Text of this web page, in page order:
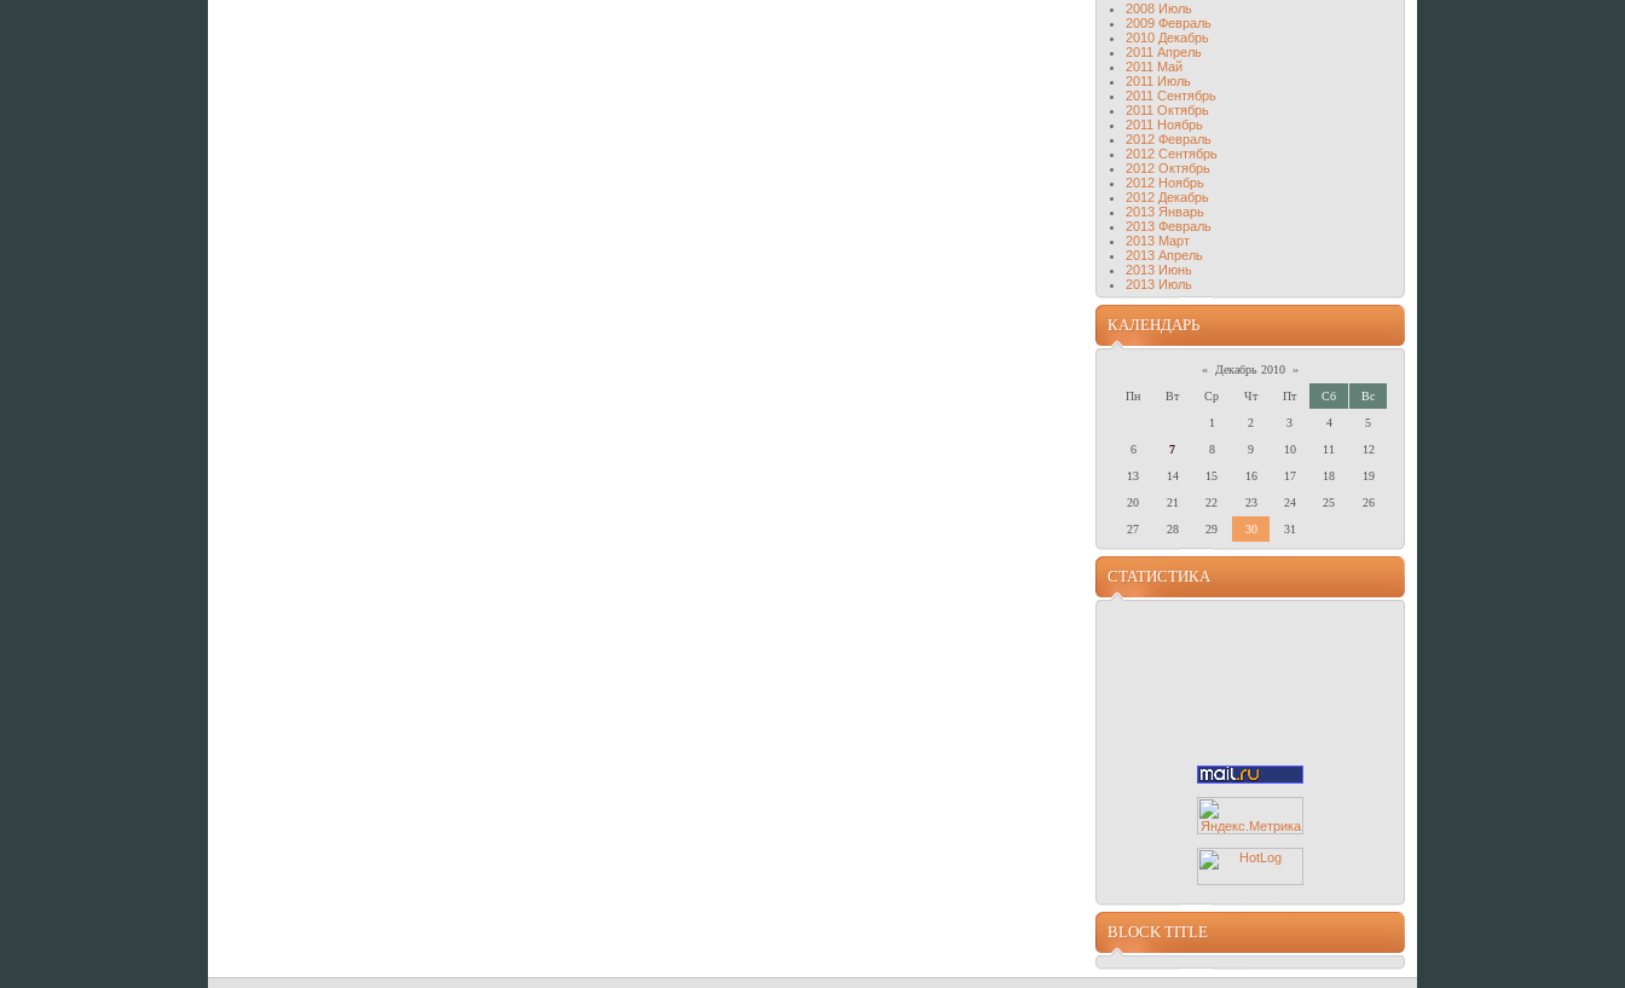
2008 Июль
2009 Февраль
2010 Декабрь
2011 Апрель
2011 Май
2011 Июль
2011 Сентябрь
2011 Октябрь
2011 Ноябрь
2012 Февраль
2012 Сентябрь
2012 Октябрь
2012 Ноябрь
2012 Декабрь
2013 Январь
2013 Февраль
2013 Март
2013 Апрель
2013 Июнь
2013 Июль
КАЛЕНДАРЬ
« Декабрь 2010 »
Пн
Вт Ср Чт Пт Сб
Вс
1
2 3 4
5
6
7 8 9 10 11
12
13
14 15 16 17 18
19
20
21 22 23 24 25
26
27
28 29 30 31
СТАТИСТИКА
BLOCK TITLE